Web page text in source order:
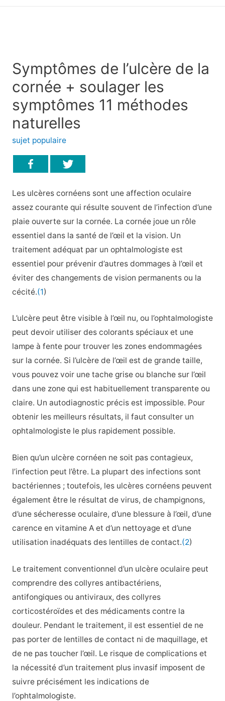
Symptômes de l’ulcère de la
cornée + soulager les
symptômes 11 méthodes
naturelles
sujet populaire
Les ulcères cornéens sont une affection oculaire
assez courante qui résulte souvent de l’infection d’une
plaie ouverte sur la cornée. La cornée joue un rôle
essentiel dans la santé de l’œil et la vision. Un
traitement adéquat par un ophtalmologiste est
essentiel pour prévenir d’autres dommages à l’œil et
éviter des changements de vision permanents ou la
cécité.(1)
L’ulcère peut être visible à l’œil nu, ou l’ophtalmologiste
peut devoir utiliser des colorants spéciaux et une
lampe à fente pour trouver les zones endommagées
sur la cornée. Si l’ulcère de l’œil est de grande taille,
vous pouvez voir une tache grise ou blanche sur l’œil
dans une zone qui est habituellement transparente ou
claire. Un autodiagnostic précis est impossible. Pour
obtenir les meilleurs résultats, il faut consulter un
ophtalmologiste le plus rapidement possible.
Bien qu’un ulcère cornéen ne soit pas contagieux,
l’infection peut l’être. La plupart des infections sont
bactériennes ; toutefois, les ulcères cornéens peuvent
également être le résultat de virus, de champignons,
d’une sécheresse oculaire, d’une blessure à l’œil, d’une
carence en vitamine A et d’un nettoyage et d’une
utilisation inadéquats des lentilles de contact.(2)
Le traitement conventionnel d’un ulcère oculaire peut
comprendre des collyres antibactériens,
antifongiques ou antiviraux, des collyres
corticostéroïdes et des médicaments contre la
douleur. Pendant le traitement, il est essentiel de ne
pas porter de lentilles de contact ni de maquillage, et
de ne pas toucher l’œil. Le risque de complications et
la nécessité d’un traitement plus invasif imposent de
suivre précisément les indications de
l’ophtalmologiste.